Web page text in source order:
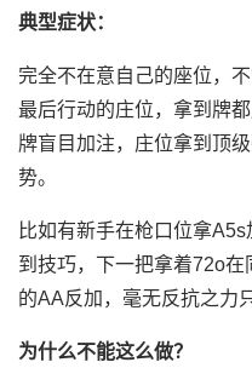
典型症状：
完全不在意自己的座位，
最后行动的庄位，拿到牌
牌盲目加注，庄位拿到顶
势。
比如有新手在枪口位拿
到技巧，下一把拿着72o
的AA反加，毫无反抗之力
为什么不能这么做？